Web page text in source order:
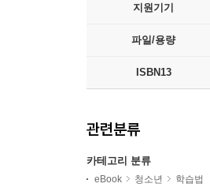
지원기기
파일/용량
ISBN13
관련분류
카테고리 분류
eBook 청소년 학습법